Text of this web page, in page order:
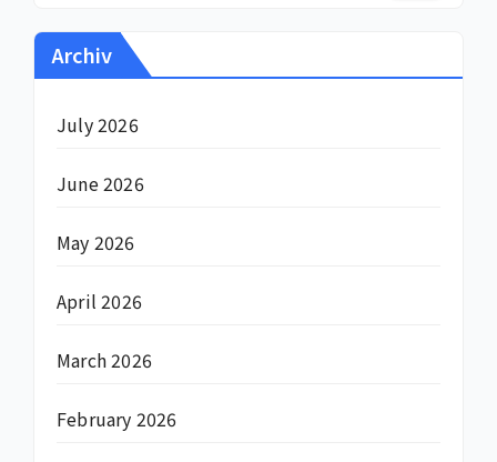
Archiv
July 2026
June 2026
May 2026
April 2026
March 2026
February 2026